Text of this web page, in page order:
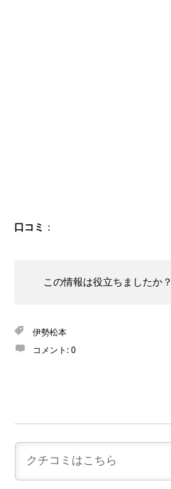
口コミ ：
この情報は役立ちましたか？
伊勢松本
コメント:0